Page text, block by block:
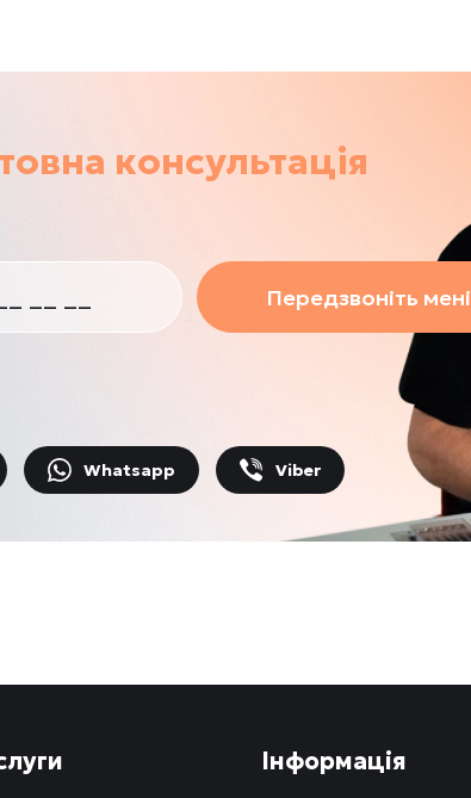
консультація
Передзвоніть мені
Whatsapp Viber
Інформація